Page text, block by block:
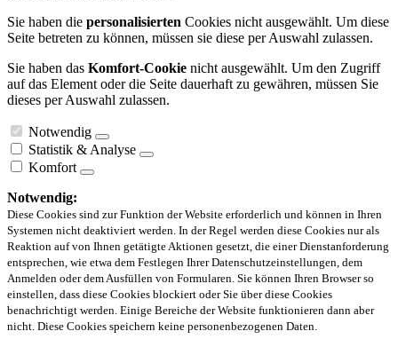
Sie haben die personalisierten Cookies nicht ausgewählt. Um diese
Seite betreten zu können, müssen sie diese per Auswahl zulassen.
Sie haben das Komfort-Cookie nicht ausgewählt. Um den Zugriff
auf das Element oder die Seite dauerhaft zu gewähren, müssen Sie
dieses per Auswahl zulassen.
Notwendig
Statistik & Analyse
Komfort
Notwendig:
Diese Cookies sind zur Funktion der Website erforderlich und können in Ihren
Systemen nicht deaktiviert werden. In der Regel werden diese Cookies nur als
Reaktion auf von Ihnen getätigte Aktionen gesetzt, die einer Dienstanforderung
entsprechen, wie etwa dem Festlegen Ihrer Datenschutzeinstellungen, dem
Anmelden oder dem Ausfüllen von Formularen. Sie können Ihren Browser so
einstellen, dass diese Cookies blockiert oder Sie über diese Cookies
benachrichtigt werden. Einige Bereiche der Website funktionieren dann aber
nicht. Diese Cookies speichern keine personenbezogenen Daten.